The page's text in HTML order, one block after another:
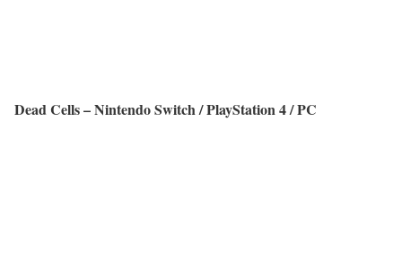
Dead Cells – Nintendo Switch / PlayStation 4 / PC